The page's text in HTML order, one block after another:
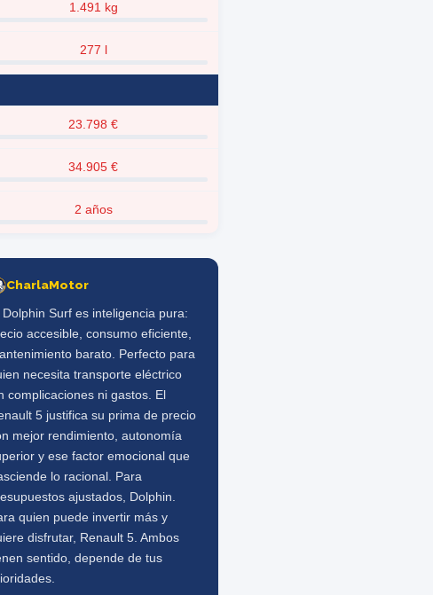
1.491 kg
277 l
23.798 €
34.905 €
2 años
CharlaMotor
Dolphin Surf es inteligencia pura:
accesible, consumo eficiente,
barato. Perfecto para
necesita transporte eléctrico
complicaciones ni gastos. El
5 justifica su prima de precio
mejor rendimiento, autonomía
y ese factor emocional que
lo racional. Para
ajustados, Dolphin.
quien puede invertir más y
disfrutar, Renault 5. Ambos
sentido, depende de tus